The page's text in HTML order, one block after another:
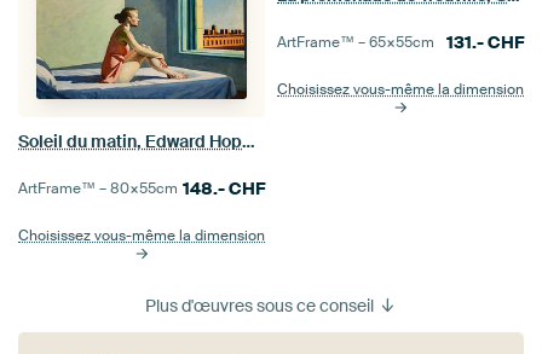
Soleil du matin, Edward Hopper
ArtFrame™ –80×55cm 148.-CHF
Choisissez vous-même la dimension
ArtFrame™ –65×55cm 131.-CHF
Choisissez vous-même la dimension
Plus d'œuvres sous ce conseil